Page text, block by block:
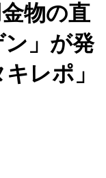
物の直
」が発
レポ」